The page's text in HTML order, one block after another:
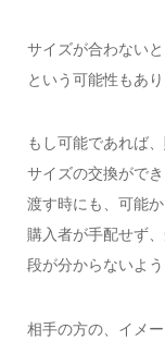
サイズが合わない
という可能性もあ
もし可能であれば
サイズの交換がで
渡す時にも、可能
購入者が手配せず
段が分からないよ
相手の方の、イメ